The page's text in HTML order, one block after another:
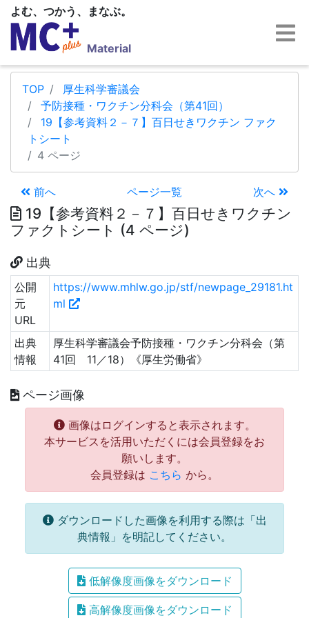
よむ、つかう、まなぶ。
Material
TOP
厚生科学審議会
予防接種・ワクチン分科会（第41回）
19【参考資料２－７】百日せきワクチン ファク
トシート
4 ページ
前へ ページ一覧 次へ
19【参考資料２－７】百日せきワクチン
ファクトシート (4 ページ)
出典
公開
元
URL
https://www.mhlw.go.jp/stf/newpage_29181.ht
ml
出典
情報
厚生科学審議会予防接種・ワクチン分科会（第
41回 11／18）《厚生労働省》
ページ画像
画像はログインすると表示されます。
本サービスを活用いただくには会員登録をお
願いします。
会員登録は こちら から。
ダウンロードした画像を利用する際は「出
典情報」を明記してください。
低解像度画像をダウンロード
高解像度画像をダウンロード